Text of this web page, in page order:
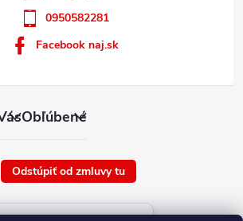
Obľúbené
0950582281
Facebook naj.sk
Odstúpiť od zmluvy tu